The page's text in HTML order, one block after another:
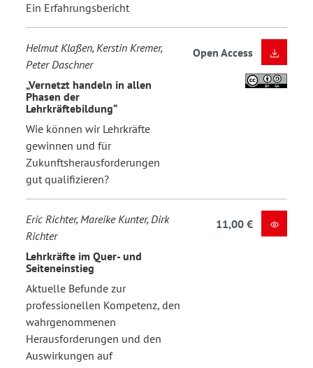
Ein Erfahrungsbericht
Helmut Klaßen, Kerstin Kremer,
Peter Daschner
„Vernetzt handeln in allen
Phasen der
Lehrkräftebildung“
Wie können wir Lehrkräfte
gewinnen und für
Zukunftsherausforderungen
gut qualifizieren?
Open Access
Eric Richter, Mareike Kunter, Dirk
Richter
Lehrkräfte im Quer- und
Seiteneinstieg
Aktuelle Befunde zur
professionellen Kompetenz, den
wahrgenommenen
Herausforderungen und den
Auswirkungen auf
11,00 €